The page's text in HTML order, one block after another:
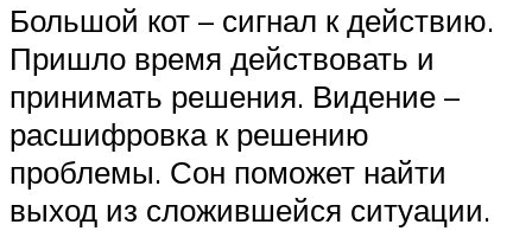
Большой кот – сигнал к действию.
Пришло время действовать и
принимать решения. Видение –
расшифровка к решению
проблемы. Сон поможет найти
выход из сложившейся ситуации.